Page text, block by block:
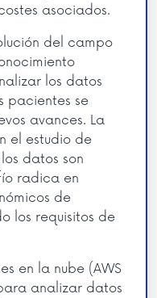
asociados.
del campo
los datos
pacientes se
avances. La
el estudio de
datos son
radica en
de
los requisitos de
en la nube (AWS
analizar datos